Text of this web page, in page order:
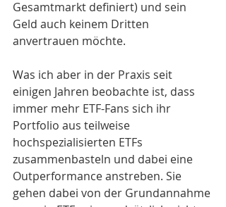
Gesamtmarkt definiert) und sein
Geld auch keinem Dritten
anvertrauen möchte.
Was ich aber in der Praxis seit
einigen Jahren beobachte ist, dass
immer mehr ETF-Fans sich ihr
Portfolio aus teilweise
hochspezialisierten ETFs
zusammenbasteln und dabei eine
Outperformance anstreben. Sie
gehen dabei von der Grundannahme